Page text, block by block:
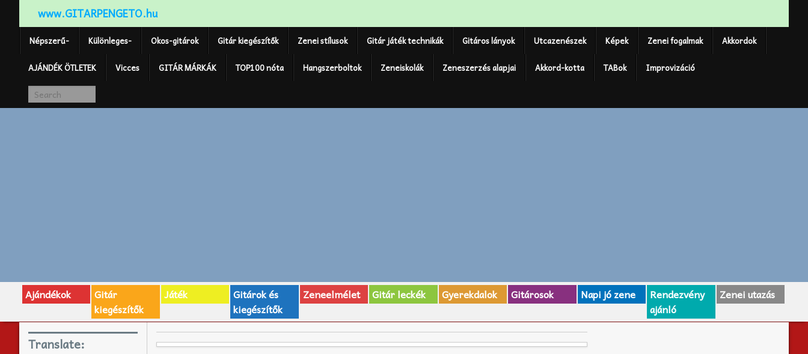
www.GITARPENGETO.hu
Népszerű- Különleges- Okos-gitárok Gitár kiegészítők Zenei stílusok Gitár játék technikák Gitáros lányok Utcazenészek Képek Zenei fogalmak Akkordok
AJÁNDÉK ÖTLETEK Vicces GITÁR MÁRKÁK TOP100 nóta Hangszerboltok Zeneiskolák Zeneszerzés alapjai Akkord-kotta TABok Improvizáció
Ajándékok
Gitár
kiegészítők
Játék
Gitárok és
kiegészítők
Zeneelmélet Gitár leckék Gyerekdalok Gitárosok Napi jó zene
Rendezvény
ajánló
Zenei utazás
Translate: